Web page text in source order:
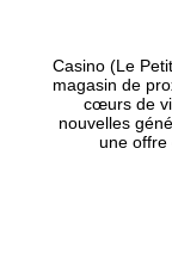
Casino (Le
magasin de
cœurs de
nouvelles
une offre